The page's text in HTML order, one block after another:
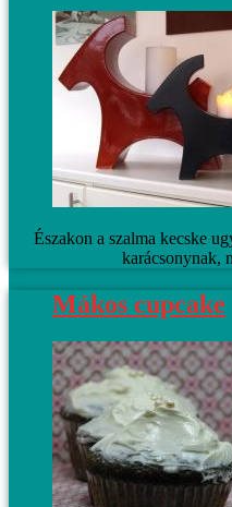
Északon a szalma kecske
karácsonynak,
Mákos cupcake